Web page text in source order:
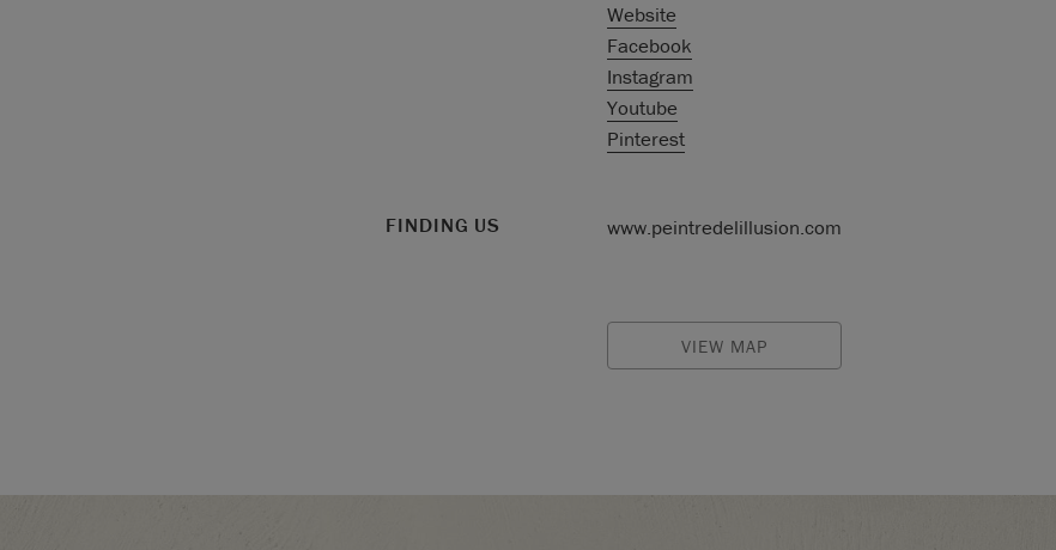
Website
Facebook
Instagram
Youtube
Pinterest
FINDING US www.peintredelillusion.com
VIEW MAP